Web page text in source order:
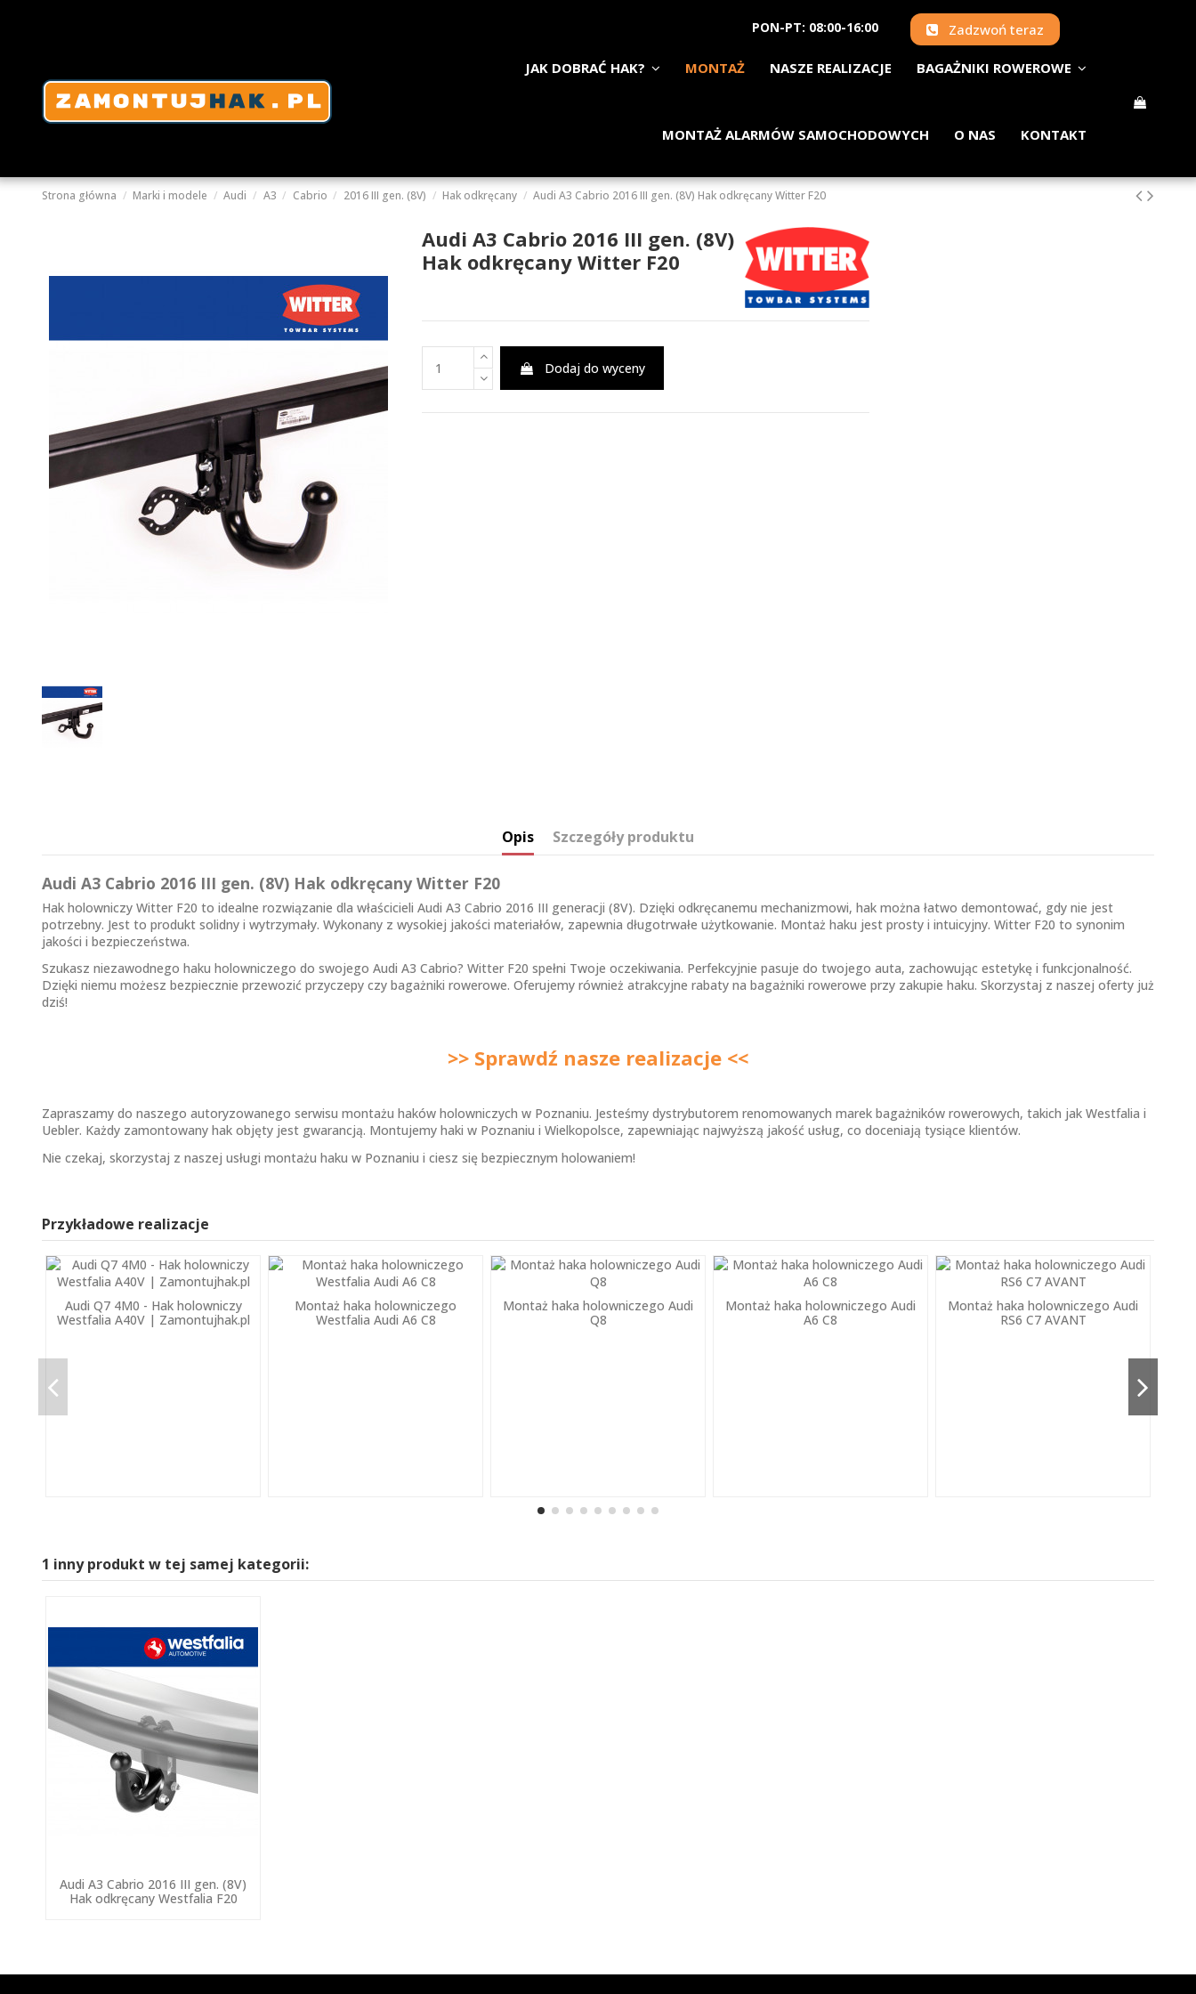
PON-PT: 08:00-16:00 Zadzwoń teraz
JAK DOBRAĆ HAK? MONTAŻ NASZE REALIZACJE BAGAŻNIKI ROWEROWE
MONTAŻ ALARMÓW SAMOCHODOWYCH O NAS KONTAKT
Strona główna Marki i modele Audi A3 Cabrio 2016 III gen. (8V) Hak odkręcany Audi A3 Cabrio 2016 III gen. (8V) Hak odkręcany Witter F20
Audi A3 Cabrio 2016 III gen. (8V)
Hak odkręcany Witter F20
Dodaj do wyceny
Opis Szczegóły produktu
Audi A3 Cabrio 2016 III gen. (8V) Hak odkręcany Witter F20
Hak holowniczy Witter F20 to idealne rozwiązanie dla właścicieli Audi A3 Cabrio 2016 III generacji (8V). Dzięki odkręcanemu mechanizmowi, hak można łatwo demontować, gdy nie jest
potrzebny. Jest to produkt solidny i wytrzymały. Wykonany z wysokiej jakości materiałów, zapewnia długotrwałe użytkowanie. Montaż haku jest prosty i intuicyjny. Witter F20 to synonim
jakości i bezpieczeństwa.
Szukasz niezawodnego haku holowniczego do swojego Audi A3 Cabrio? Witter F20 spełni Twoje oczekiwania. Perfekcyjnie pasuje do twojego auta, zachowując estetykę i funkcjonalność.
Dzięki niemu możesz bezpiecznie przewozić przyczepy czy bagażniki rowerowe. Oferujemy również atrakcyjne rabaty na bagażniki rowerowe przy zakupie haku. Skorzystaj z naszej oferty już
dziś!
>> Sprawdź nasze realizacje <<
Zapraszamy do naszego autoryzowanego serwisu montażu haków holowniczych w Poznaniu. Jesteśmy dystrybutorem renomowanych marek bagażników rowerowych, takich jak Westfalia i
Uebler. Każdy zamontowany hak objęty jest gwarancją. Montujemy haki w Poznaniu i Wielkopolsce, zapewniając najwyższą jakość usług, co doceniają tysiące klientów.
Nie czekaj, skorzystaj z naszej usługi montażu haku w Poznaniu i ciesz się bezpiecznym holowaniem!
Przykładowe realizacje
Audi Q7 4M0 - Hak holowniczy
Westfalia A40V | Zamontujhak.pl
Montaż haka holowniczego
Westfalia Audi A6 C8
Montaż haka holowniczego Audi
Q8
Montaż haka holowniczego Audi
A6 C8
Montaż haka holowniczego Audi
RS6 C7 AVANT
1 inny produkt w tej samej kategorii:
Audi A3 Cabrio 2016 III gen. (8V)
Hak odkręcany Westfalia F20